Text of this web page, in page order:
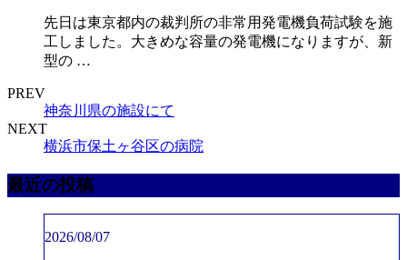
先日は東京都内の裁判所の非常用発電機負荷試験を施
工しました。大きめな容量の発電機になりますが、新
型の …
PREV
神奈川県の施設にて
NEXT
横浜市保土ヶ谷区の病院
最近の投稿
2026/08/07